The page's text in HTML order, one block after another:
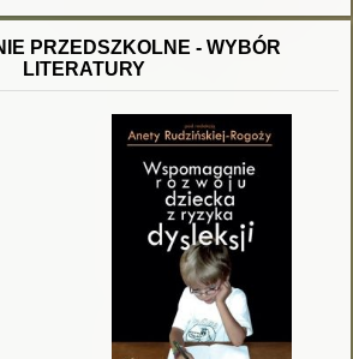
PRZEDSZKOLNE - WYBÓR
LITERATURY